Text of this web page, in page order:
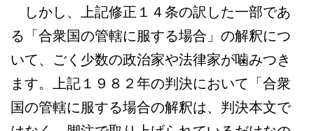
しかし、上記修正１４条の訳した一部であ
る「合衆国の管轄に服する場合」の解釈につ
いて、ごく少数の政治家や法律家が噛みつき
ます。上記１９８２年の判決において「合衆
国の管轄に服する場合の解釈は、判決本文で